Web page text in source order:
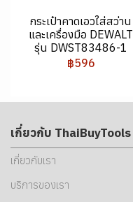
กระเป๋าคาดเอวใส่สว่าน
และเครื่องมือ DEWALT
รุ่น DWST83486-1
฿596
เกี่ยวกับ ThaiBuyTools
เกี่ยวกับเรา
บริการของเรา